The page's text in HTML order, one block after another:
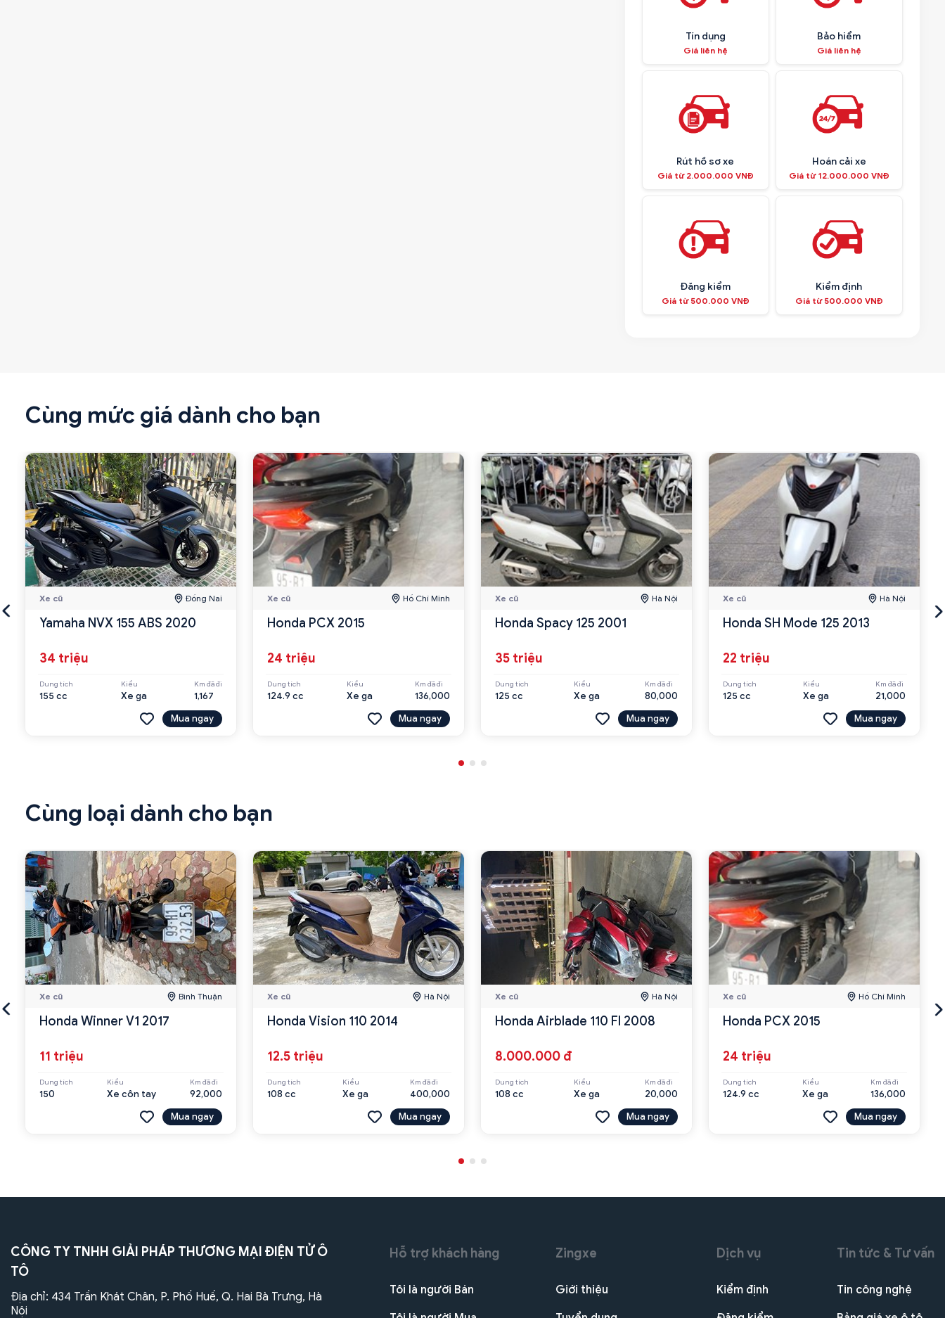
Tín dụng
Giá liên hệ
Bảo hiểm
Giá liên hệ
Rút hồ sơ xe
Giá từ 2.000.000 VNĐ
Hoán cải xe
Giá từ 12.000.000 VNĐ
Đăng kiểm
Giá từ 500.000 VNĐ
Kiểm định
Giá từ 500.000 VNĐ
Cùng mức giá dành cho bạn
Xe cũ Đồng Nai
Yamaha NVX 155 ABS 2020
34 triệu
Dung tích
155 cc
Kiểu
Xe ga
Km đã đi
1,167
Mua ngay
Xe cũ Hồ Chí Minh
Honda PCX 2015
24 triệu
Dung tích
124.9 cc
Kiểu
Xe ga
Km đã đi
136,000
Mua ngay
Xe cũ Hà Nội
Honda Spacy 125 2001
35 triệu
Dung tích
125 cc
Kiểu
Xe ga
Km đã đi
80,000
Mua ngay
Xe cũ Hà Nội
Honda SH Mode 125 2013
22 triệu
Dung tích
125 cc
Kiểu
Xe ga
Km đã đi
21,000
Mua ngay
Cùng loại dành cho bạn
Xe cũ Bình Thuận
Honda Winner V1 2017
11 triệu
Dung tích
150
Kiểu
Xe côn tay
Km đã đi
92,000
Mua ngay
Xe cũ Hà Nội
Honda Vision 110 2014
12.5 triệu
Dung tích
108 cc
Kiểu
Xe ga
Km đã đi
400,000
Mua ngay
Xe cũ Hà Nội
Honda Airblade 110 FI 2008
8.000.000 đ
Dung tích
108 cc
Kiểu
Xe ga
Km đã đi
20,000
Mua ngay
Xe cũ Hồ Chí Minh
Honda PCX 2015
24 triệu
Dung tích
124.9 cc
Kiểu
Xe ga
Km đã đi
136,000
Mua ngay
CÔNG TY TNHH GIẢI PHÁP THƯƠNG MẠI ĐIỆN TỬ Ô
TÔ
Địa chỉ: 434 Trần Khát Chân, P. Phố Huế, Q. Hai Bà Trưng, Hà
Nội
Hỗ trợ khách hàng
Tôi là người Bán
Zingxe
Giới thiệu
Dịch vụ
Kiểm định
Tin tức & Tư vấn
Tin công nghệ